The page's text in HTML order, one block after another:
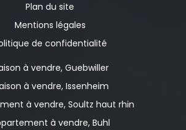
Plan du site
Mentions légales
de confidentialité
à vendre, Guebwiller
à vendre, Issenheim
à vendre, Soultz haut rhin
à vendre, Buhl